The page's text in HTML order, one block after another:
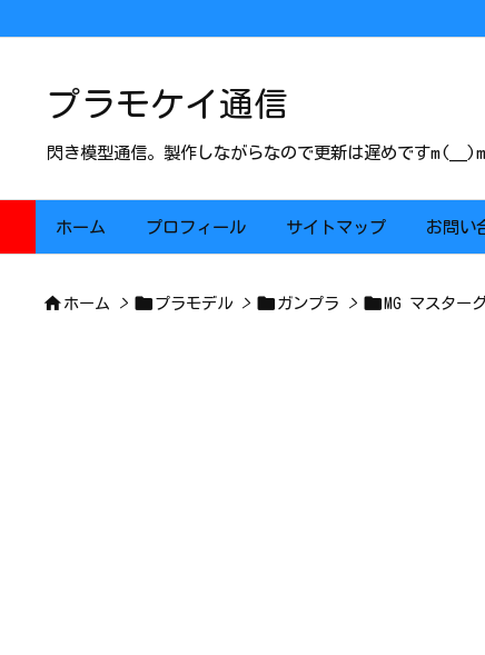
プラモケイ通信
閃き模型通信。製作しながらなので更新は遅めです
ホーム プロフィール サイトマップ お問い
 ホーム >  プラモデル >  ガンプラ > MG マスター